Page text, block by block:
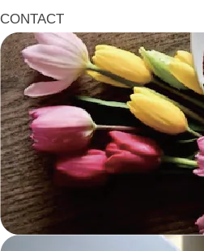
CONTACTピッチャー Jugs
一輪挿し・花瓶
こども用 Kids Tableware
《作家・工芸》Crafts
陶芸 Ceramics
漆器 Lacquerware
木工 Woodwork
金工 Metalwork